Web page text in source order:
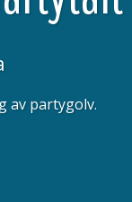
av partygolv.